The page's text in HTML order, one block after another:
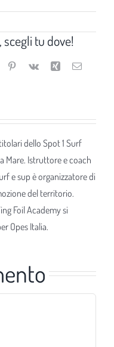
tu dove!
Pinterest
Vk Xing Email
dello Spot 1 Surf
Mare. Istruttore e coach
e sup è organizzatore di
del territorio.
Foil Academy si
Opes Italia.